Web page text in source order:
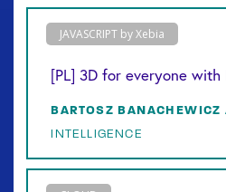
JAVASCRIPT by Xebia
[PL] 3D for everyone with
BARTOSZ BANACHEWICZ
INTELLIGENCE